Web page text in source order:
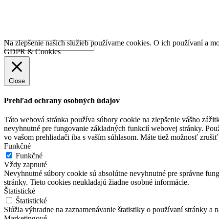
Na zlepšenie našich služieb používame cookies. O ich používaní a
GDPR & Cookies
Close
Prehľad ochrany osobných údajov
Táto webová stránka používa súbory cookie na zlepšenie vášho
nevyhnutné pre fungovanie základných funkcií webovej stránky.
vo vašom prehliadači iba s vaším súhlasom. Máte tiež možnosť
Funkčné
Funkčné
Vždy zapnuté
Nevyhnutné súbory cookie sú absolútne nevyhnutné pre správne
stránky. Tieto cookies neukladajú žiadne osobné informácie.
Štatistické
Štatistické
Slúžia výhradne na zaznamenávanie štatistiky o používaní stránky a